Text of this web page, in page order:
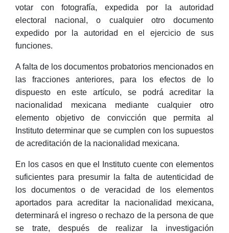
votar con fotografía, expedida por la autoridad
electoral nacional, o cualquier otro documento
expedido por la autoridad en el ejercicio de sus
funciones.
A falta de los documentos probatorios mencionados en
las fracciones anteriores, para los efectos de lo
dispuesto en este artículo, se podrá acreditar la
nacionalidad mexicana mediante cualquier otro
elemento objetivo de convicción que permita al
Instituto determinar que se cumplen con los supuestos
de acreditación de la nacionalidad mexicana.
En los casos en que el Instituto cuente con elementos
suficientes para presumir la falta de autenticidad de
los documentos o de veracidad de los elementos
aportados para acreditar la nacionalidad mexicana,
determinará el ingreso o rechazo de la persona de que
se trate, después de realizar la investigación